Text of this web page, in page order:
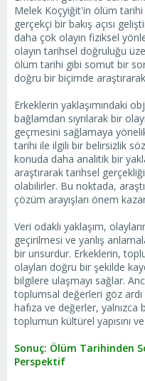
Melek Koçyiğit'in ölüm
gerçekçi bir bakış açısı
daha çok olayın fiziksel
olayın tarihsel doğruluğu
ölüm tarihi gibi somut bir
doğru bir biçimde
Erkeklerin yaklaşımındaki
bağlamdan sıyrılarak bir
geçmesini sağlamaya
tarihi ile ilgili bir belirsizlik
konuda daha analitik bir
araştırarak tarihsel
olabilirler. Bu noktada,
çözüm arayışları önem
Veri odaklı yaklaşım,
geçirilmesi ve yanlış
bir unsurdur. Erkeklerin,
olayları doğru bir şekilde
bilgilere ulaşmayı sağlar.
toplumsal değerleri göz
hafıza ve değerler,
toplumun kültürel yapısını
Sonuç: Ölüm Tarihinden
Perspektif